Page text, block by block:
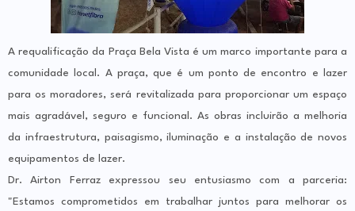
A requalificação da Praça Bela Vista é um marco importante para a
comunidade local. A praça, que é um ponto de encontro e lazer
para os moradores, será revitalizada para proporcionar um espaço
mais agradável, seguro e funcional. As obras incluirão a melhoria
da infraestrutura, paisagismo, iluminação e a instalação de novos
equipamentos de lazer.
Dr. Airton Ferraz expressou seu entusiasmo com a parceria:
"Estamos comprometidos em trabalhar juntos para melhorar os